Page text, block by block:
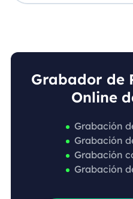
Grabador de
Online
Grabación
Grabación
Grabación
Grabación